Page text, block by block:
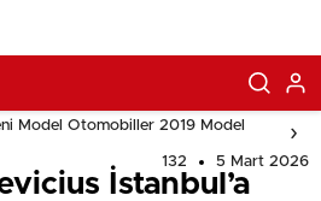
Model Otomobiller 2019 Model
132 5 Mart 2026
İstanbul’a